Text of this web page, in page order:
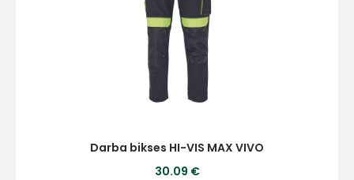
Darba bikses HI-VIS MAX VIVO
30.09 €